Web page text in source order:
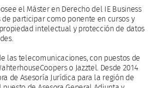
el Máster en Derecho del IE Business
de participar como ponente en cursos y
intelectual y protección de datos
las telecomunicaciones, con puestos de
o Jazztel. Desde 2014
de Asesoría Jurídica para la región de